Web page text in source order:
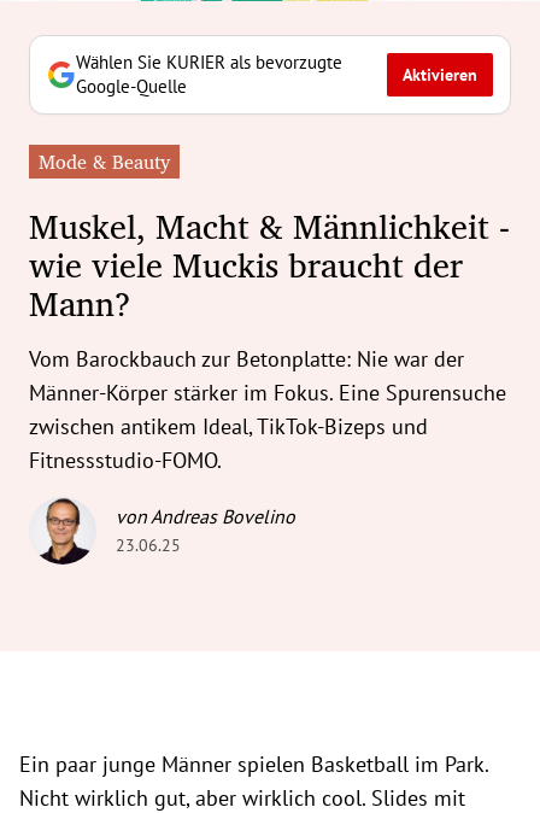
Untermenü
Untermenü
Untermenü
Untermenü
Untermenü
Untermenü
Wählen Sie KURIER als bevorzugte
Google-Quelle
Aktivieren
Mode & Beauty
Muskel, Macht & Männlichkeit -
wie viele Muckis braucht der
Mann?
Vom Barockbauch zur Betonplatte: Nie war der
Männer-Körper stärker im Fokus. Eine Spurensuche
zwischen antikem Ideal, TikTok-Bizeps und
Fitnessstudio-FOMO.
von Andreas Bovelino
23.06.25
Ein paar junge Männer spielen Basketball im Park.
Nicht wirklich gut, aber wirklich cool. Slides mit